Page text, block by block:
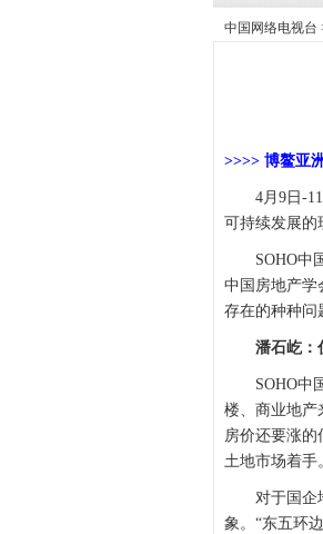
中国网络电视台
>>>> 博鳌亚
4月9日-11
可持续发展的
SOHO中国
中国房地产学
存在的种种问
潘石屹：
SOHO中国
楼、商业地产
房价还要涨的
土地市场着手
对于国企地
象。“东五环